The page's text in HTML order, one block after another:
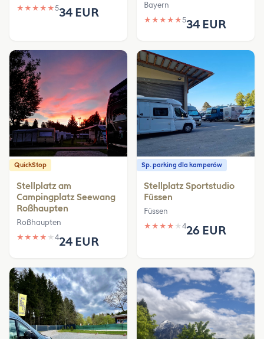
★ ★ ★ ★ ★534 EUR
Bayern
★ ★ ★ ★ ★534 EUR
QuickStop
Stellplatz am
Campingplatz Seewang
Roßhaupten
Roßhaupten
★ ★ ★ ★ ★ 424 EUR
Sp. parking dla kamperów
Stellplatz Sportstudio
Füssen
Füssen
★ ★ ★ ★ ★ 426 EUR